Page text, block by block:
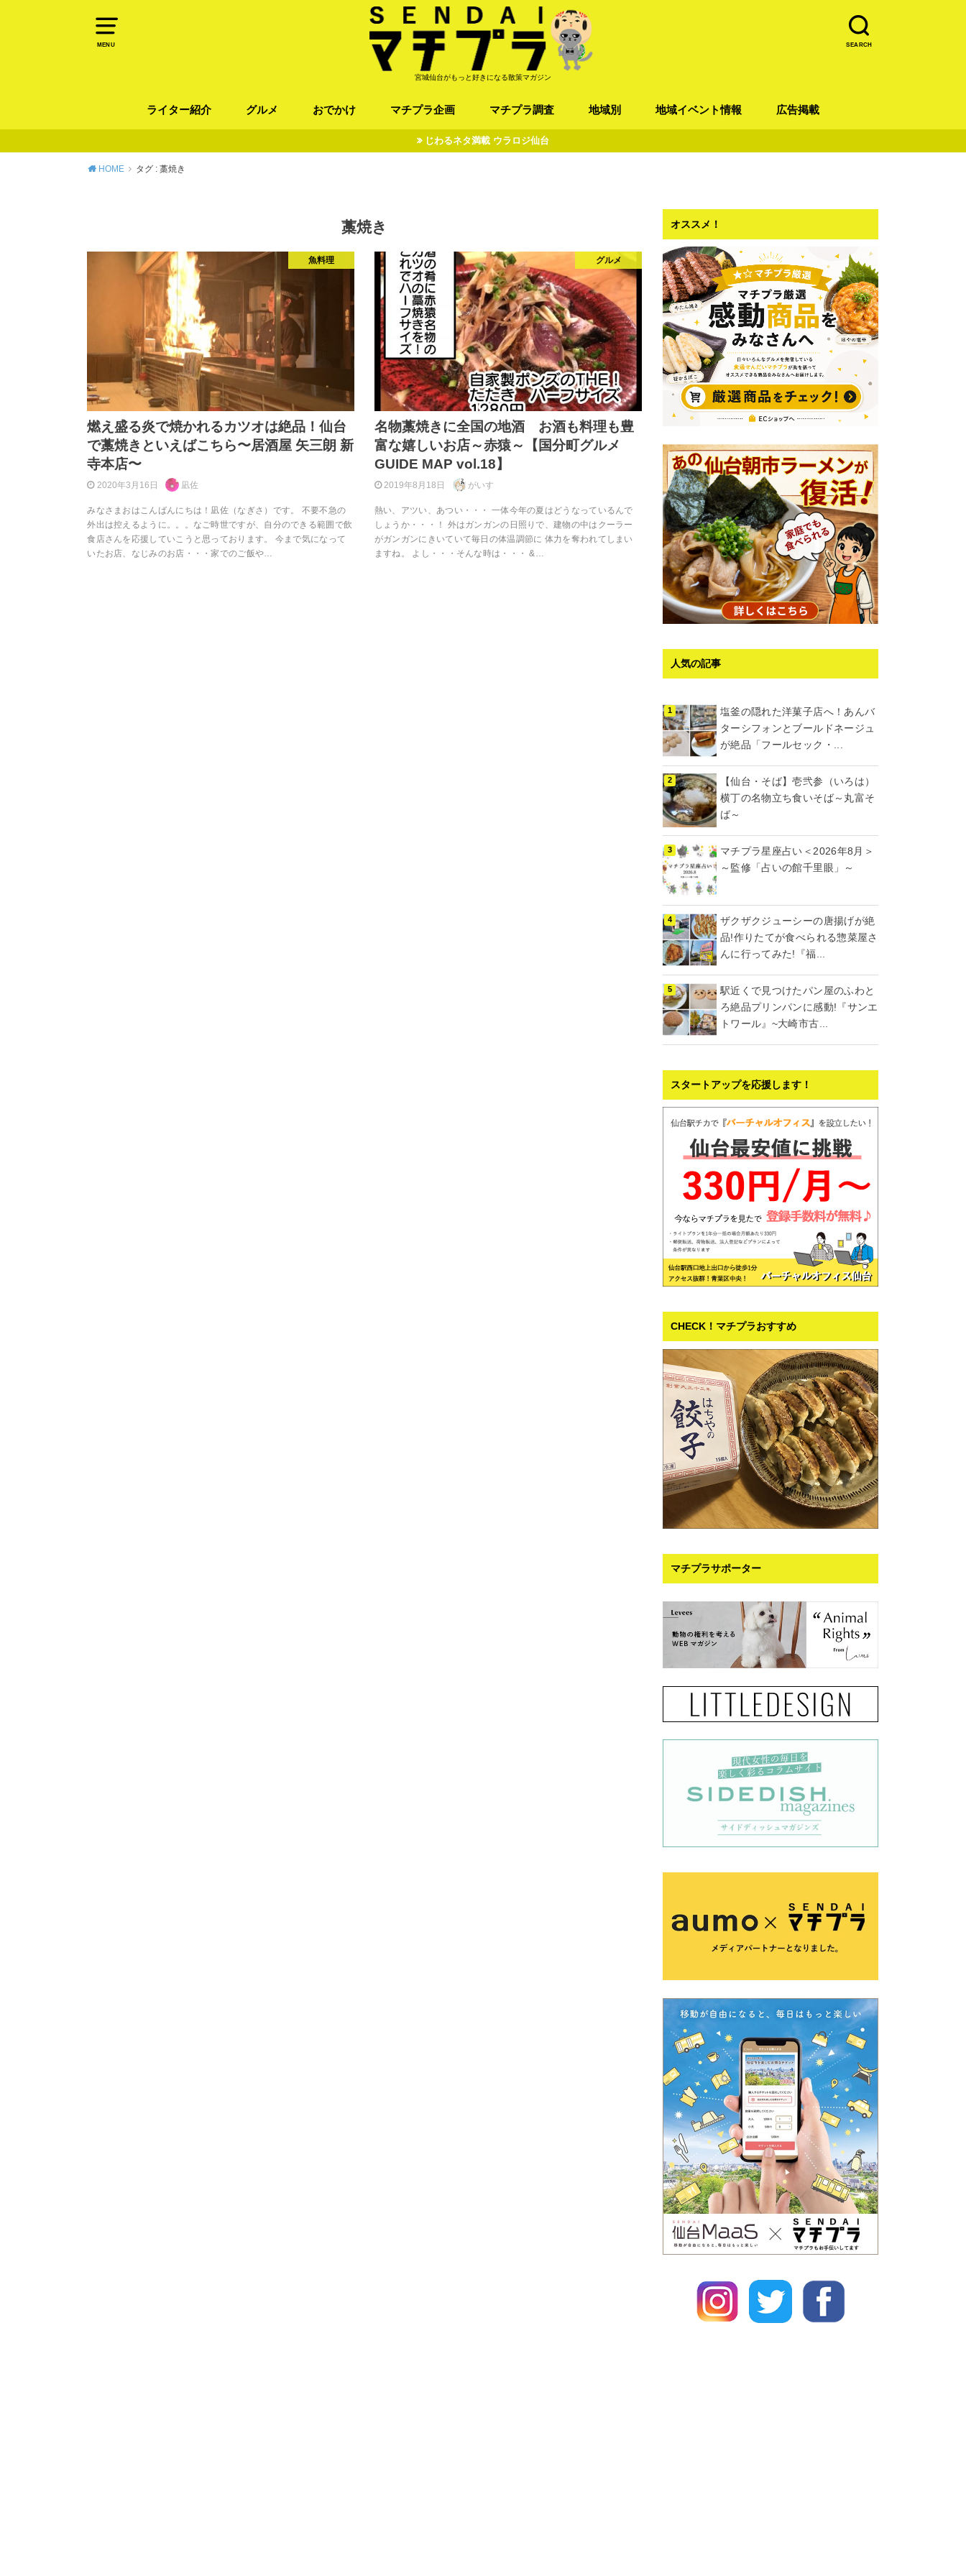
MENU SEARCH
宮城仙台がもっと好きになる散策マガジン
ライター紹介 グルメ おでかけ マチプラ企画
オトアルキ
マチプラ企業訪問
ファッション
ブラミヤギ
マチプラ漫画
マチプラ小説
マチプラ調査
歴史
地域別 地域イベント情報 広告掲載
じわるネタ満載 ウラロジ仙台
HOME タグ : 藁焼き
藁焼き
魚料理
燃え盛る炎で焼かれるカツオは絶品！仙台
で藁焼きといえばこちら〜居酒屋 矢三朗 新
寺本店〜
2020年3月16日 凪佐
みなさまおはこんばんにちは！凪佐（なぎさ）です。 不要不急の
外出は控えるように。。。なご時世ですが、自分のできる範囲で飲
食店さんを応援していこうと思っております。 今まで気になって
いたお店、なじみのお店・・・家でのご飯や…
グルメ
名物藁焼きに全国の地酒 お酒も料理も豊
富な嬉しいお店～赤猿～【国分町グルメ
GUIDE MAP vol.18】
2019年8月18日 がいす
熱い、アツい、あつい・・・ 一体今年の夏はどうなっているんで
しょうか・・・！ 外はガンガンの日照りで、建物の中はクーラー
がガンガンにきいていて毎日の体温調節に 体力を奪われてしまい
ますね。 よし・・・そんな時は・・・ &…
オススメ！
人気の記事
塩釜の隠れた洋菓子店へ！あんバ
ターシフォンとブールドネージュ
が絶品「フールセック・...
【仙台・そば】壱弐参（いろは）
横丁の名物立ち食いそば～丸富そ
ば～
マチプラ星座占い＜2026年8月＞
～監修「占いの館千里眼」～
ザクザクジューシーの唐揚げが絶
品!作りたてが食べられる惣菜屋さ
んに行ってみた!『福...
駅近くで見つけたパン屋のふわと
ろ絶品プリンパンに感動!『サンエ
トワール』~大崎市古...
スタートアップを応援します！
CHECK！マチプラおすすめ
マチプラサポーター